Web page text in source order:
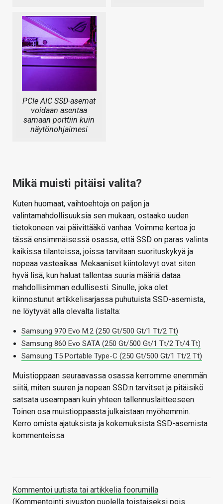
PCIe AIC SSD-asemat
voidaan asentaa
samaan porttiin kuin
näytönohjaimesi
Mikä muisti pitäisi valita?
Kuten huomaat, vaihtoehtoja on paljon ja
valintamahdollisuuksia sen mukaan, ostaako uuden
tietokoneen vai päivittääkö vanhaa. Voimme kertoa jo
tässä ensimmäisessä osassa, että SSD on paras valinta
kaikissa tilanteissa, joissa tarvitaan suorituskykyä ja
nopeaa vasteaikaa. Mekaaniset kiintolevyt ovat siten
hyvä lisä, kun haluat tallentaa suuria määriä dataa
mahdollisimman edullisesti. Sinulle, joka olet
kiinnostunut artikkelisarjassa puhutuista SSD-asemista,
ne löytyvät alla olevalta listalta:
Samsung 970 Evo M.2 (250 Gt/500 Gt/1 Tt/2 Tt)
Samsung 860 Evo SATA (250 Gt/500 Gt/1 Tt/2 Tt/4 Tt)
Samsung T5 Portable Type-C (250 Gt/500 Gt/1 Tt/2 Tt)
Muistioppaan seuraavassa osassa kerromme enemmän
siitä, miten suuren ja nopean SSD:n tarvitset ja pitäisikö
satsata useampaan kuin yhteen tallennuslaitteeseen.
Toinen osa muistioppaasta julkaistaan myöhemmin.
Kerro omista ajatuksista ja kokemuksista SSD-asemista
kommenteissa.
Kommentoi uutista tai artikkelia foorumilla
(Kommentointi sivuston puolella toistaiseksi pois